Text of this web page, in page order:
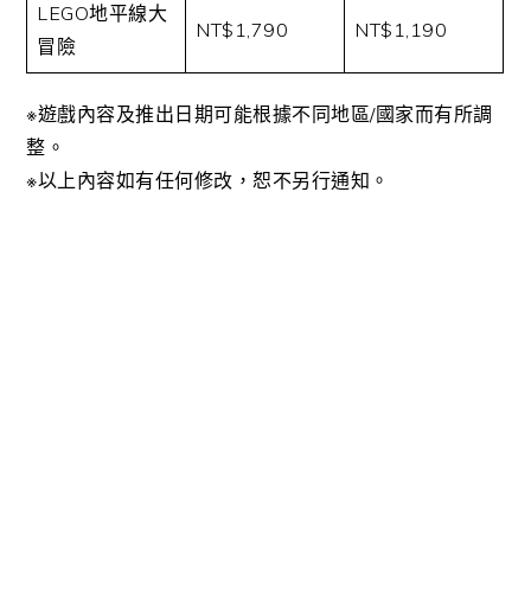
LEGO地平線大
冒險
NT$1,790 NT$1,190
※遊戲內容及推出日期可能根據不同地區/國家而有所調
整。
※以上內容如有任何修改，恕不另行通知。